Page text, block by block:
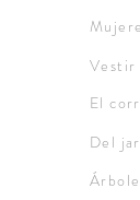
Vestir
El
Del